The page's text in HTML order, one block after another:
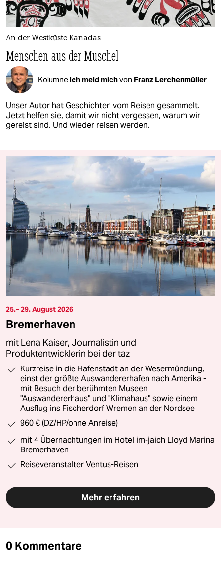
An der Westküste Kanadas
Menschen aus der Muschel
Kolumne Ich meld michvon Franz Lerchenmüller
Unser Autor hat Geschichten vom Reisen gesammelt.
Jetzt helfen sie, damit wir nicht vergessen, warum wir
gereist sind. Und wieder reisen werden.
25.– 29. August 2026
Bremerhaven
mit Lena Kaiser, Journalistin und
Produktentwicklerin bei der taz
Kurzreise in die Hafenstadt an der Wesermündung,
einst der größte Auswandererhafen nach Amerika -
mit Besuch der berühmten Museen
"Auswandererhaus" und "Klimahaus" sowie einem
Ausflug ins Fischerdorf Wremen an der Nordsee
960 € (DZ/HP/ohne Anreise)
mit 4 Übernachtungen im Hotel im-jaich Lloyd Marina
Bremerhaven
Reiseveranstalter Ventus-Reisen
Mehr erfahren
0 Kommentare